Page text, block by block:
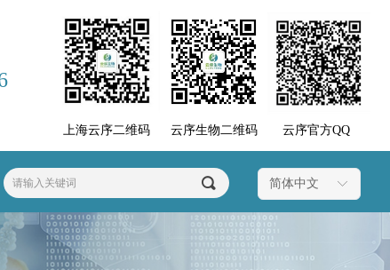
끠 ꀅ
简体中文
上海云序二维码 云序生物二维码 云序官方QQ